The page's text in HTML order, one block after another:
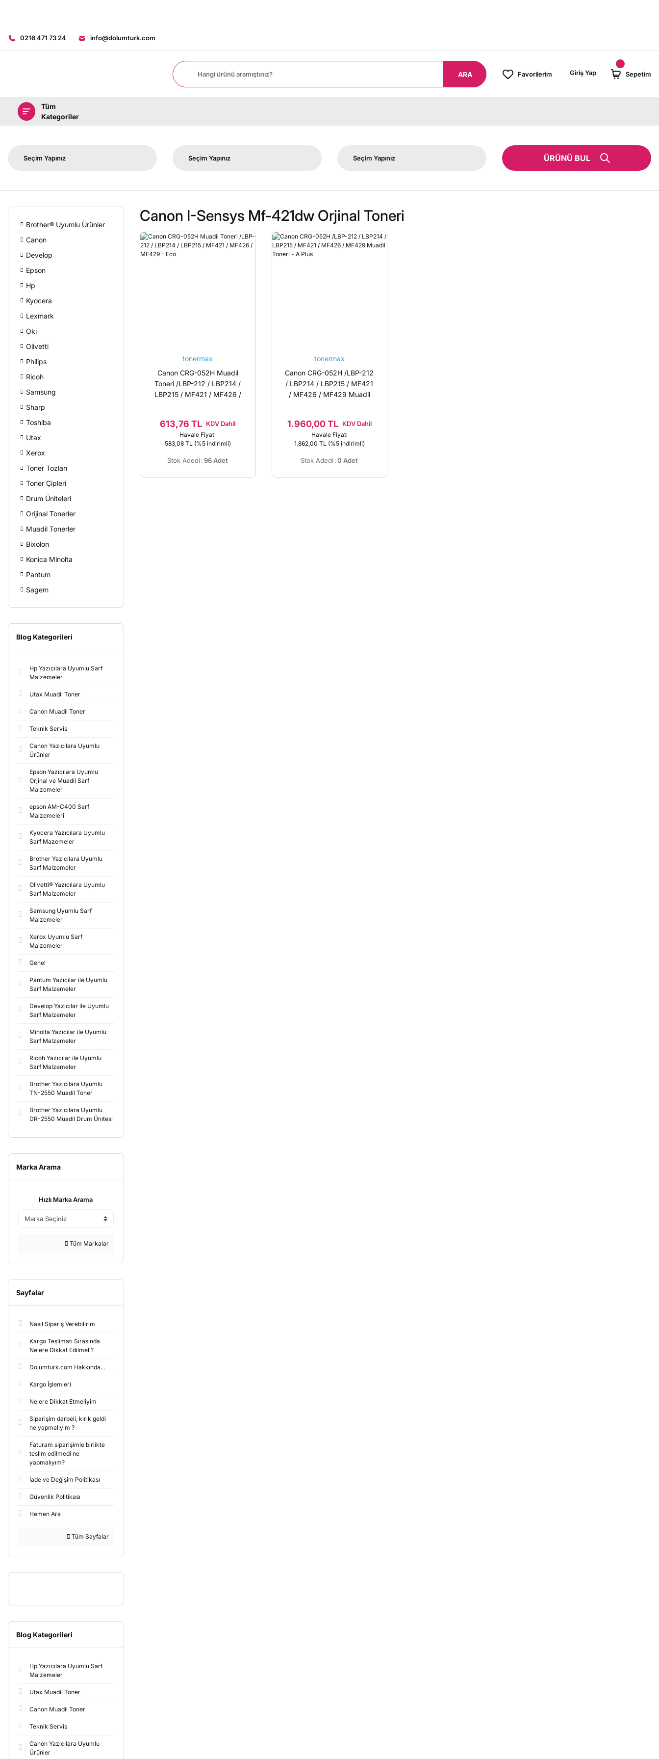
0216 471 73 24 info@dolumturk.com
ARA Favorilerim Giriş Yap Sepetim
Tüm
Kategoriler
ÜRÜNÜ BUL
Brother® Uyumlu Ürünler
Canon
Develop
Epson
Hp
Kyocera
Lexmark
Oki
Olivetti
Philips
Ricoh
Samsung
Sharp
Toshiba
Utax
Xerox
Toner Tozları
Toner Çipleri
Drum Üniteleri
Orijinal Tonerler
Muadil Tonerler
Bixolon
Konica Minolta
Pantum
Sagem
Blog Kategorileri
Hp Yazıcılara Uyumlu Sarf
Malzemeler
Utax Muadil Toner
Canon Muadil Toner
Teknik Servis
Canon Yazıcılara Uyumlu
Ürünler
Epson Yazıcılara Uyumlu
Orjinal ve Muadil Sarf
Malzemeler
epson AM-C400 Sarf
Malzemeleri
Kyocera Yazıcılara Uyumlu
Sarf Mazemeler
Brother Yazıcılara Uyumlu
Sarf Malzemeler
Olivetti® Yazıcılara Uyumlu
Sarf Malzemeler
Samsung Uyumlu Sarf
Malzemeler
Xerox Uyumlu Sarf
Malzemeler
Genel
Pantum Yazıcılar ile Uyumlu
Sarf Malzemeler
Develop Yazıcılar ile Uyumlu
Sarf Malzemeler
Minolta Yazıcılar ile Uyumlu
Sarf Malzemeler
Ricoh Yazıcılar ile Uyumlu
Sarf Malzemeler
Brother Yazıcılara Uyumlu
TN-2550 Muadil Toner
Brother Yazıcılara Uyumlu
DR-2550 Muadil Drum Ünitesi
Marka Arama
Hızlı Marka Arama
Tüm Markalar
Sayfalar
Nasıl Sipariş Verebilirim
Kargo Teslimatı Sırasında
Nelere Dikkat Edilmeli?
Dolumturk.com Hakkında...
Kargo İşlemleri
Nelere Dikkat Etmeliyim
Siparişim darbeli, kırık geldi
ne yapmalıyım ?
Faturam siparişimle birlikte
teslim edilmedi ne
yapmalıyım?
İade ve Değişim Politikası
Güvenlik Politikası
Hemen Ara
Tüm Sayfalar
Blog Kategorileri
Hp Yazıcılara Uyumlu Sarf
Malzemeler
Utax Muadil Toner
Canon Muadil Toner
Teknik Servis
Canon Yazıcılara Uyumlu
Ürünler
Canon I-Sensys Mf-421dw Orjinal Toneri
tonermax
Canon CRG-052H Muadil
Toneri /LBP-212 / LBP214 /
LBP215 / MF421 / MF426 /
613,76 TL KDV Dahil
Havale Fiyatı
583,08 TL (%5 indirimli)
Stok Adedi :96 Adet
tonermax
Canon CRG-052H /LBP-212
/ LBP214 / LBP215 / MF421
/ MF426 / MF429 Muadil
1.960,00 TL KDV Dahil
Havale Fiyatı
1.862,00 TL (%5 indirimli)
Stok Adedi : 0 Adet